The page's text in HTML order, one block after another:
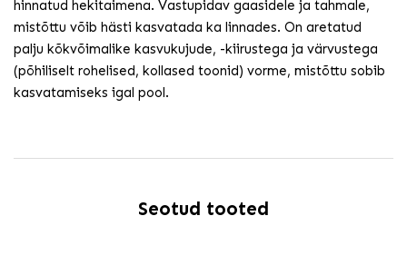
hinnatud hekitaimena. Vastupidav gaasidele ja tahmale,
mistõttu võib hästi kasvatada ka linnades. On aretatud
palju kõkvõimalike kasvukujude, -kiirustega ja värvustega
(põhiliselt rohelised, kollased toonid) vorme, mistõttu sobib
kasvatamiseks igal pool.
Seotud tooted